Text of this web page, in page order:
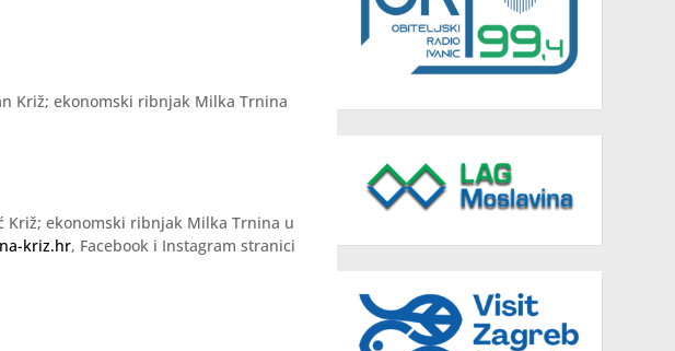
Križ; ekonomski ribnjak Milka Trnina
Križ; ekonomski ribnjak Milka Trnina u
kriz.hr, Facebook i Instagram stranici